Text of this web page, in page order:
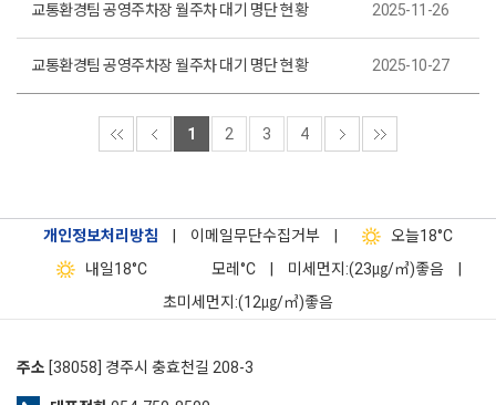
교통환경팀 공영주차장 월주차 대기 명단 현황 2025-11-26
교통환경팀 공영주차장 월주차 대기 명단 현황 2025-10-27
1 2 3 4
개인정보처리방침 이메일무단수집거부 오늘18°C
내일18°C 모레 °C 미세먼지:(23㎍/㎥)좋음
초미세먼지:(12㎍/㎥)좋음
주소 [38058] 경주시 충효천길 208-3